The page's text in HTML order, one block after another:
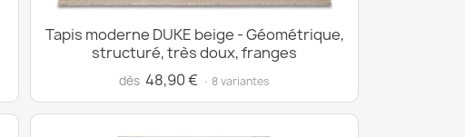
Tapis moderne DUKE beige - Géométrique,
structuré, très doux, franges
dès 48,90 € · 8 variantes